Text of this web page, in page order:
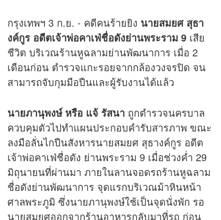
กรุงเทพฯ 3 ก.ย. - คดีคนร้ายยิง นายสมยศ สุธา
งค์กูร อดีตเจ้าพ่อคาเฟ่ชื่อดังย่านพระราม 9 เสีย
ชีวิต บริเวณร้านหูฉลามย่านพัฒนาการ เมื่อ 2
เดือนก่อน ตำรวจแกะรอยจากกล้องวงจรปิด จน
สามารถจับกุมมือปืนและผู้รับงานได้แล้ว
นายภานุพงษ์ หรือ แจ้ รัสนา ถูกตำรวจนครบาล
ควบคุมตัวไปทำแผนประกอบคำรับสารภาพ ขณะ
ลงมือลั่นไกปืนสังหารนายสมยศ สุธางค์กูร อดีต
เจ้าพ่อคาเฟ่ชื่อดัง ย่านพระราม 9 เมื่อช่วงค่ำ 29
มิถุนายนที่ผ่านมา ภายในลานจอดรถร้านหูฉลาม
ชื่อดังย่านพัฒนาการ จุดแรกบริเวณม้าหินหน้า
ศาลพระภูมิ ซึ่งนายภานุพงษ์ใช้เป็นจุดนั่งพัก รอ
นายสมยศออกจากร้านอาหารกลับมาที่รถ ก่อน